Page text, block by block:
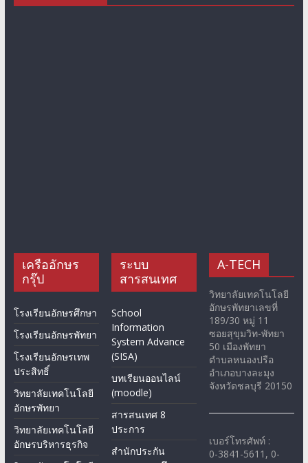
เครืออักษร
กรุ๊ป
โรงเรียนอักษรศึกษา
โรงเรียนอักษรพัทยา
โรงเรียนอักษรเทพ
ประสิทธิ์
วิทยาลัยเทคโนโลยี
อักษรพัทยา
วิทยาลัยเทคโนโลยี
อักษรบริหารธุรกิจ
ระบบ
สารสนเทศ
School
Information
System Advance
(SISA)
บทเรียนออนไลน์
(moodle)
สารสนเทศ 8
ประการ
สำนักประกัน
A-TECH
วิทยาลัยเทคโนโลยี
อักษรพัทยาเลขที่
189/30 หมู่ 11
ซอยสุขุมวิท-พัทยา
50 เมืองพัทยา
ตำบลหนองปรือ
อำเภอบางละมุง
จังหวัดชลบุรี 20150
เบอร์โทรศัพท์ :
0-3841-5611, 0-